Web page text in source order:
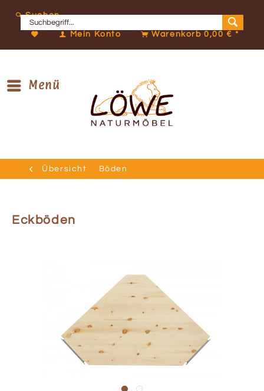
Suchen
Mein Konto Warenkorb0,00 € *
Menü
Übersicht Böden
Eckböden